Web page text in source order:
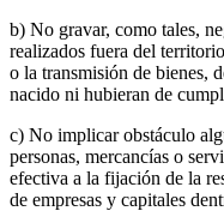
b) No gravar, como tales,
realizados fuera del
o la transmisión de bienes,
nacido ni hubieran de
c) No implicar obstáculo
personas, mercancías o
efectiva a la fijación de la
de empresas y capitales